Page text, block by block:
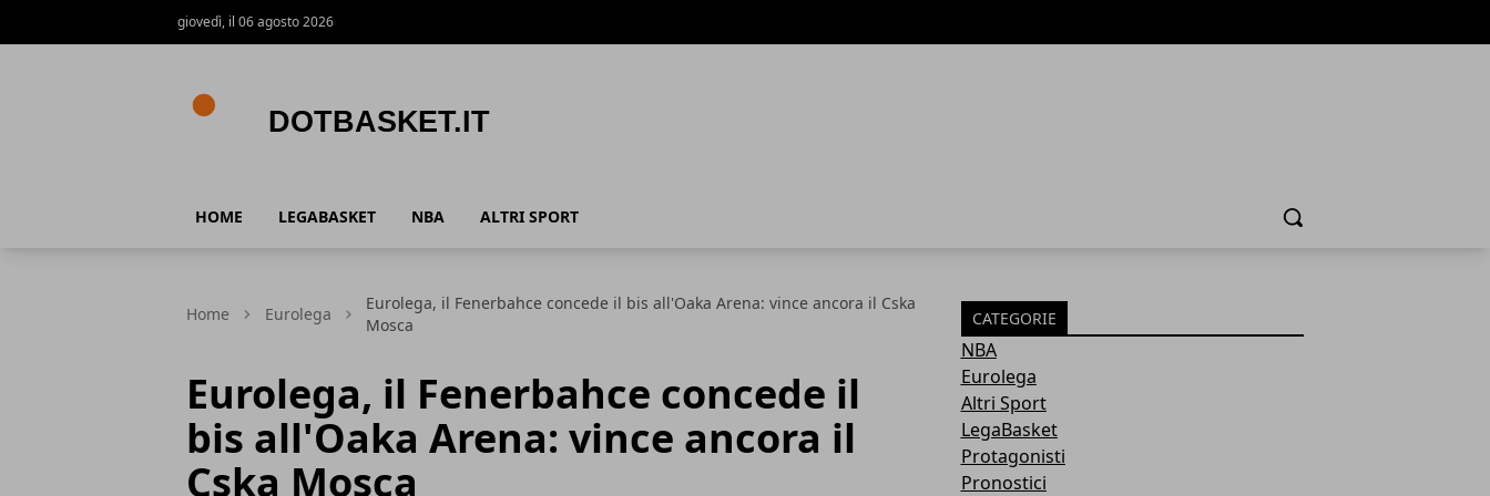
giovedì, il 06 agosto 2026
HOME LEGABASKET NBA ALTRI SPORT Cerca
Home Eurolega
Eurolega, il Fenerbahce concede il bis all'Oaka Arena: vince ancora il Cska
Mosca
Eurolega, il Fenerbahce concede il
bis all'Oaka Arena: vince ancora il
Cska Mosca
CATEGORIE
NBA
Eurolega
Altri Sport
LegaBasket
Protagonisti
Pronostici